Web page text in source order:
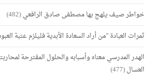
خواطر صيف يلهج بها مصطفى صادق الرافعي(482)
ثمرات العبادة "من أراد السعادة الأبدية فليلزم عتبة
الهدر المدرسي معناه وأسبابه والحلول المقترحة
العسال(477)